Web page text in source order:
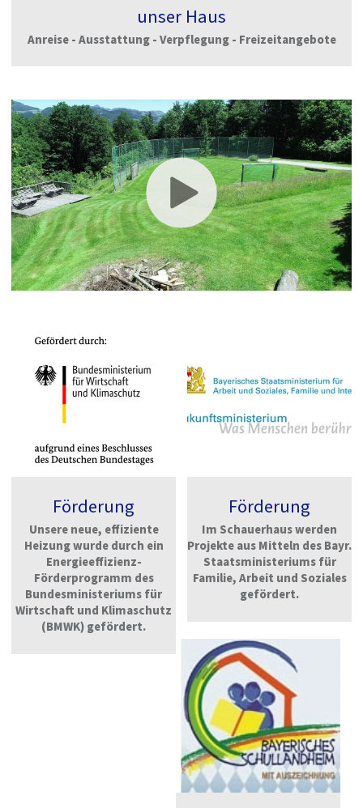
unser Haus
Anreise - Ausstattung - Verpflegung - Freizeitangebote
Förderung
Unsere neue, effiziente
Heizung wurde durch ein
Energieeffizienz-
Förderprogramm des
Bundesministeriums für
Wirtschaft und Klimaschutz
(BMWK) gefördert.
Förderung
Im Schauerhaus werden
Projekte aus Mitteln des Bayr.
Staatsministeriums für
Familie, Arbeit und Soziales
gefördert.